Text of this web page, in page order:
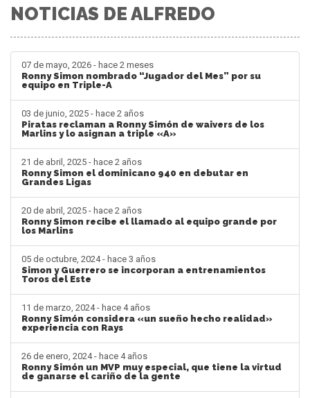
NOTICIAS DE ALFREDO
07 de mayo, 2026 - hace 2 meses
Ronny Simon nombrado “Jugador del Mes” por su
equipo en Triple-A
03 de junio, 2025 - hace 2 años
Piratas reclaman a Ronny Simón de waivers de los
Marlins y lo asignan a triple «A»
21 de abril, 2025 - hace 2 años
Ronny Simon el dominicano 940 en debutar en
Grandes Ligas
20 de abril, 2025 - hace 2 años
Ronny Simon recibe el llamado al equipo grande por
los Marlins
05 de octubre, 2024 - hace 3 años
Simon y Guerrero se incorporan a entrenamientos
Toros del Este
11 de marzo, 2024 - hace 4 años
Ronny Simón considera «un sueño hecho realidad»
experiencia con Rays
26 de enero, 2024 - hace 4 años
Ronny Simón un MVP muy especial, que tiene la virtud
de ganarse el cariño de la gente